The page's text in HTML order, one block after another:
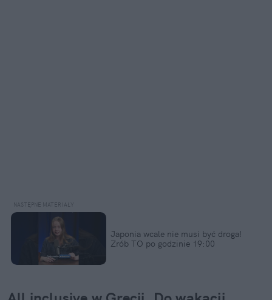
Japonia wcale nie musi być droga!
Zrób TO po godzinie 19:00